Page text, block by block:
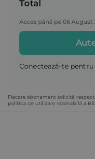
Total
Acces până pe 06 August
Conectează-te
Fiecare abonament solicită
politica de utilizare rezonabilă a